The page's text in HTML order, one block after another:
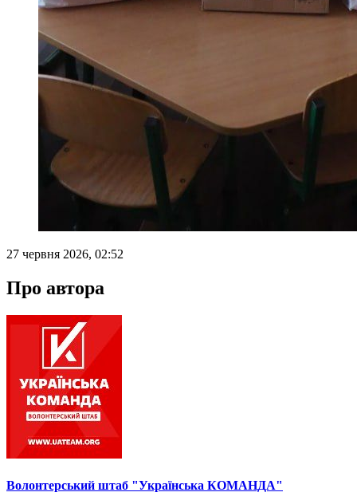
27 червня 2026, 02:52
Про автора
Волонтерський штаб "Українська КОМАНДА"